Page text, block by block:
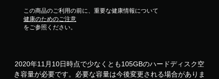
ロ
ー
ル
ず
に
この商品のご利用の前に、重要な健康情報について
健康のためのご注意
をご参照ください。
2020年11月10日時点で少なくとも105GBのハードディスク空
き容量が必要です。必要な容量は今後変更される場合がありま